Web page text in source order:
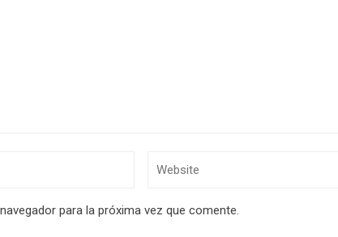
para la próxima vez que comente.